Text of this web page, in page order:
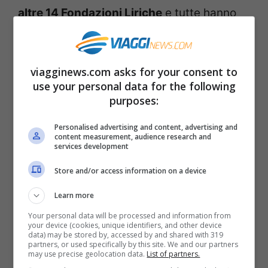
altre 14 Fondazioni Lirichee tutte hanno
aderito. Una buona notizia, dunque, per le
politiche culturali e giovanili. Di iniziative
come queste c’è davvero bisogno.
“Come abbiamo fatto per i musei – è stato
spiegato – ci sarà la possibilità per i
giovanidi acquistare
ridotto: ci saranno100 postiper loro
ogni rappresentazione
Il cartellone del Teatro alla Scala di Milano
prevede 15 opere più 7 balletti. Pertanto
viagginews.com asks for your consent to
use your personal data for the following
purposes:
Personalised advertising and content, advertising and
content measurement, audience research and
services development
Store and/or access information on a device
Learn more
Your personal data will be processed and information from
your device (cookies, unique identifiers, and other device
data) may be stored by, accessed by and shared with 319
partners, or used specifically by this site. We and our partners
may use precise geolocation data. List of partners.